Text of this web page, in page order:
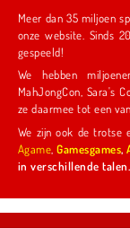
Meer dan 35 miljoen
onze website. Sinds
gespeeld!
We hebben
MahJongCon, Sara's Cooking Class en Happy Wheels getrokken en hebben
We zijn ook de trotse
Agame ,Gamesgames,
in verschillende talen.